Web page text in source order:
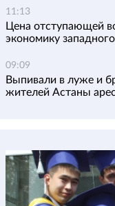
11:13
Цена отступающей
экономику
09:09
Выпивали в луже и
жителей Астаны